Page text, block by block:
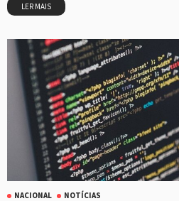
LER MAIS
NACIONAL NOTÍCIAS